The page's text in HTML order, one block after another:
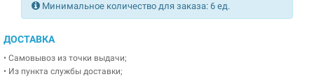
Минимальное количество для заказа: 6 ед.
ДОСТАВКА
• Самовывоз из точки выдачи;
• Из пункта службы доставки;